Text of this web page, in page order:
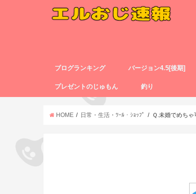
ブログランキング バージョン4.5[後期]
プレゼントのじゅもん 釣り
HOME 日常・生活・ﾂｰﾙ・ｼｮｯﾌﾟ Ｑ.未婚でめち